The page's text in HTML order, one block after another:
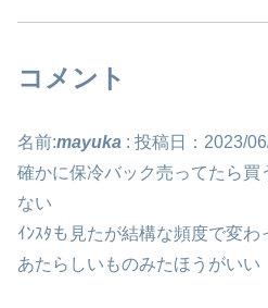
コメント
名前:mayuka : 投稿日：2023/
確かに保冷バック売ってたら買
ない
ｲﾝｽﾀも見たが結構な頻度で変わ
あたらしいものみたほうがいい